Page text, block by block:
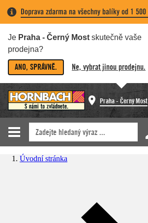
Doprava zdarma na všechny balíky od 1 500
Je Praha - Černý Most skutečně vaše
prodejna?
ANO, SPRÁVNĚ. Ne, vybrat jinou prodejnu.
Praha - Černý Most
Úvodní stránka